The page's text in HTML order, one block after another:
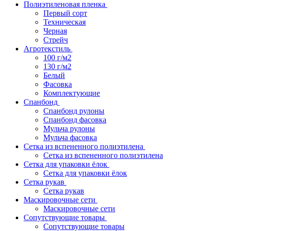
Полиэтиленовая пленка
Первый сорт
Техническая
Черная
Стрейч
Агротекстиль
100 г/м2
130 г/м2
Белый
Фасовка
Комплектующие
Спанбонд
Спанбонд рулоны
Спанбонд фасовка
Мульча рулоны
Мульча фасовка
Сетка из вспененного полиэтилена
Сетка из вспененного полиэтилена
Сетка для упаковки ёлок
Сетка для упаковки ёлок
Сетка рукав
Сетка рукав
Маскировочные сети
Маскировочные сети
Сопутствующие товары
Сопутствующие товары